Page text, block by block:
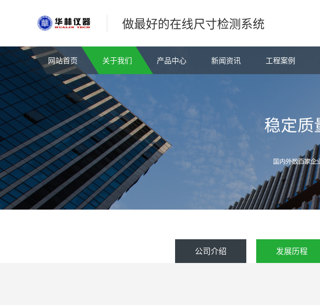
做最好的在线尺寸检测系统
网站首页 关于我们 产品中心 新闻资讯 工程案例
公司介绍 发展历程